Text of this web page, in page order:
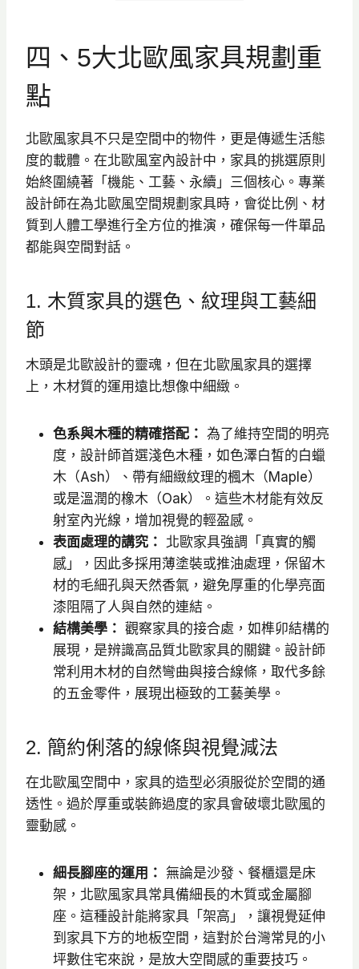
四、5大北歐風家具規劃重
點
北歐風家具不只是空間中的物件，更是傳遞生活態
度的載體。在北歐風室內設計中，家具的挑選原則
始終圍繞著「機能、工藝、永續」三個核心。專業
設計師在為北歐風空間規劃家具時，會從比例、材
質到人體工學進行全方位的推演，確保每一件單品
都能與空間對話。
1. 木質家具的選色、紋理與工藝細
節
木頭是北歐設計的靈魂，但在北歐風家具的選擇
上，木材質的運用遠比想像中細緻。
色系與木種的精確搭配： 為了維持空間的明亮
度，設計師首選淺色木種，如色澤白皙的白蠟
木（Ash）、帶有細緻紋理的楓木（Maple）
或是溫潤的橡木（Oak）。這些木材能有效反
射室內光線，增加視覺的輕盈感。
表面處理的講究： 北歐家具強調「真實的觸
感」，因此多採用薄塗裝或推油處理，保留木
材的毛細孔與天然香氣，避免厚重的化學亮面
漆阻隔了人與自然的連結。
結構美學： 觀察家具的接合處，如榫卯結構的
展現，是辨識高品質北歐家具的關鍵。設計師
常利用木材的自然彎曲與接合線條，取代多餘
的五金零件，展現出極致的工藝美學。
2. 簡約俐落的線條與視覺減法
在北歐風空間中，家具的造型必須服從於空間的通
透性。過於厚重或裝飾過度的家具會破壞北歐風的
靈動感。
細長腳座的運用： 無論是沙發、餐櫃還是床
架，北歐風家具常具備細長的木質或金屬腳
座。這種設計能將家具「架高」，讓視覺延伸
到家具下方的地板空間，這對於台灣常見的小
坪數住宅來說，是放大空間感的重要技巧。